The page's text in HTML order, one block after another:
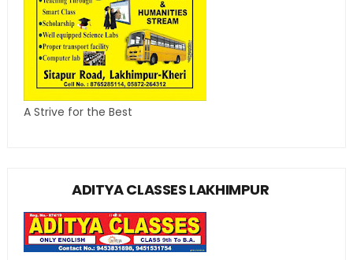
A Strive for the Best
ADITYA CLASSES LAKHIMPUR